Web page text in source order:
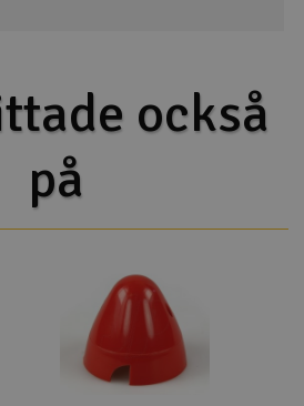
också
på